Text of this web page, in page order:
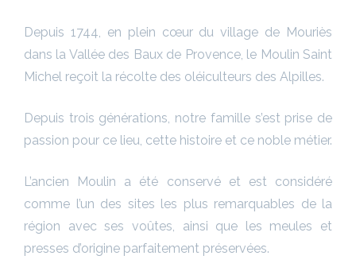
Depuis 1744, en plein cœur du village de Mouriès
dans la Vallée des Baux de Provence, le Moulin Saint
Michel reçoit la récolte des oléiculteurs des Alpilles.
Depuis trois générations, notre famille s’est prise de
passion pour ce lieu, cette histoire et ce noble métier.
L’ancien Moulin a été conservé et est considéré
comme l’un des sites les plus remarquables de la
région avec ses voûtes, ainsi que les meules et
presses d’origine parfaitement préservées.